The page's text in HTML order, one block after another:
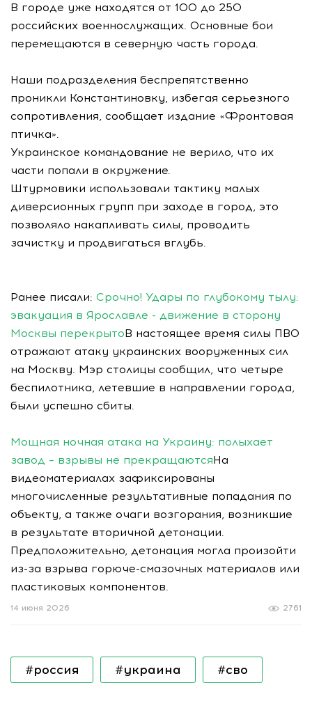
В городе уже находятся от 100 до 250
российских военнослужащих. Основные бои
перемещаются в северную часть города.
Наши подразделения беспрепятственно
проникли Константиновку, избегая серьезного
сопротивления, сообщает издание «Фронтовая
птичка».
Украинское командование не верило, что их
части попали в окружение.
Штурмовики использовали тактику малых
диверсионных групп при заходе в город, это
позволяло накапливать силы, проводить
зачистку и продвигаться вглубь.
Ранее писали: Срочно! Удары по глубокому тылу:
эвакуация в Ярославле - движение в сторону
Москвы перекрытоВ настоящее время силы ПВО
отражают атаку украинских вооруженных сил
на Москву. Мэр столицы сообщил, что четыре
беспилотника, летевшие в направлении города,
были успешно сбиты.
Мощная ночная атака на Украину: полыхает
завод – взрывы не прекращаютсяНа
видеоматериалах зафиксированы
многочисленные результативные попадания по
объекту, а также очаги возгорания, возникшие
в результате вторичной детонации.
Предположительно, детонация могла произойти
из-за взрыва горюче-смазочных материалов или
пластиковых компонентов.
2761
14 июня 2026
#россия #украина #сво